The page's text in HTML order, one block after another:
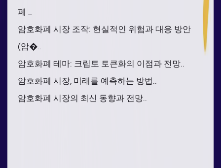
폐 ..
암호화폐 시장 조작: 현실적인 위험과 대응 방안
(암�..
암호화폐 테마: 크립토 토큰화의 이점과 전망..
암호화폐 시장, 미래를 예측하는 방법..
암호화폐 시장의 최신 동향과 전망..